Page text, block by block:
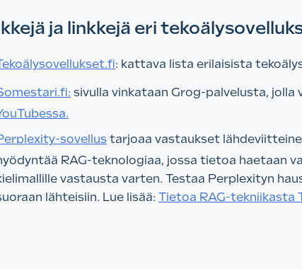
ja linkkejä eri
: kattava lista erilaisista
sivulla vinkataan Grog-palvelusta, jolla
sovellus tarjoaa vastaukset
RAG-teknologiaa, jossa tietoa haetaan
vastausta varten. Testaa Perplexityn
lähteisiin. Lue lisää: Tietoa RAG-tekniikasta